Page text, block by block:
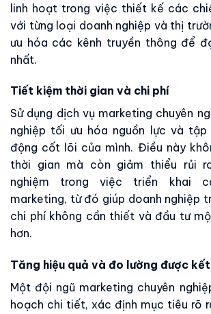
linh hoạt trong việc thiết kế các
với từng loại doanh nghiệp và thị
ưu hóa các kênh truyền thông để
nhất.
Tiết kiệm thời gian và chi phí
Sử dụng dịch vụ marketing chuyên
nghiệp tối ưu hóa nguồn lực và
động cốt lõi của mình. Điều này
thời gian mà còn giảm thiểu rủi
nghiệm trong việc triển khai
marketing, từ đó giúp doanh nghiệp
chi phí không cần thiết và đầu tư
hơn.
Tăng hiệu quả và đo lường được
Một đội ngũ marketing chuyên
hoạch chi tiết, xác định mục tiêu rõ